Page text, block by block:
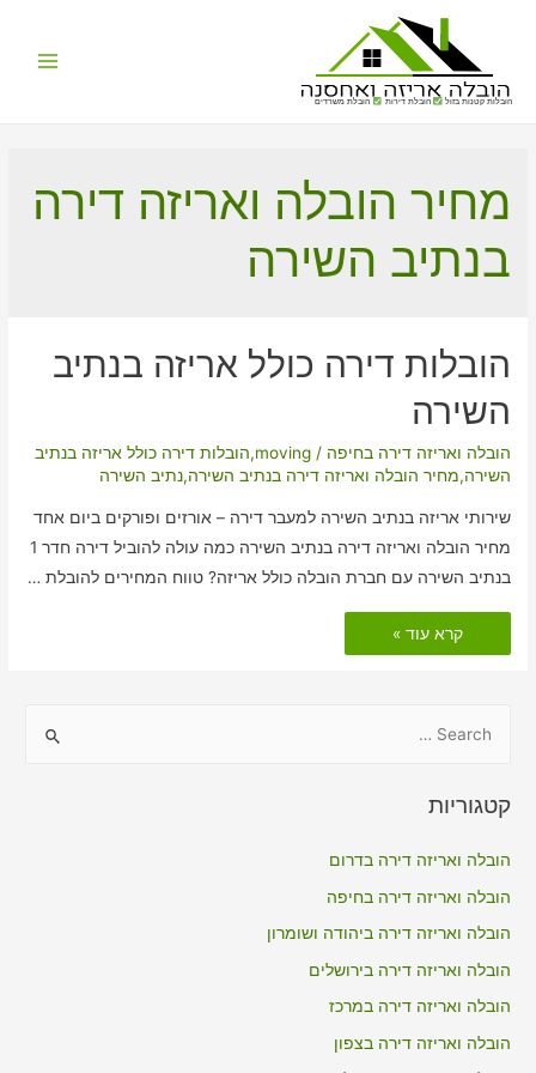
הובלות קטנות בזול הובלת דירות הובלת משרדים
מחיר הובלה ואריזה דירה
בנתיב השירה
הובלות דירה כולל אריזה בנתיב
השירה
הובלה ואריזה דירה בחיפה /
moving
,הובלות דירה כולל אריזה בנתיב
השירה,מחיר הובלה ואריזה דירה בנתיב השירה,נתיב השירה
שירותי אריזה בנתיב השירה למעבר דירה – אורזים ופורקים ביום אחד
מחיר הובלה ואריזה דירה בנתיב השירה כמה עולה להוביל דירה חדר 1
בנתיב השירה עם חברת הובלה כולל אריזה? טווח המחירים להובלת …
הובלות
דירה
כולל
קרא עוד »
r
o
r
:
קטגוריות
הובלה ואריזה דירה בדרום
הובלה ואריזה דירה בחיפה
הובלה ואריזה דירה ביהודה ושומרון
הובלה ואריזה דירה בירושלים
הובלה ואריזה דירה במרכז
הובלה ואריזה דירה בצפון